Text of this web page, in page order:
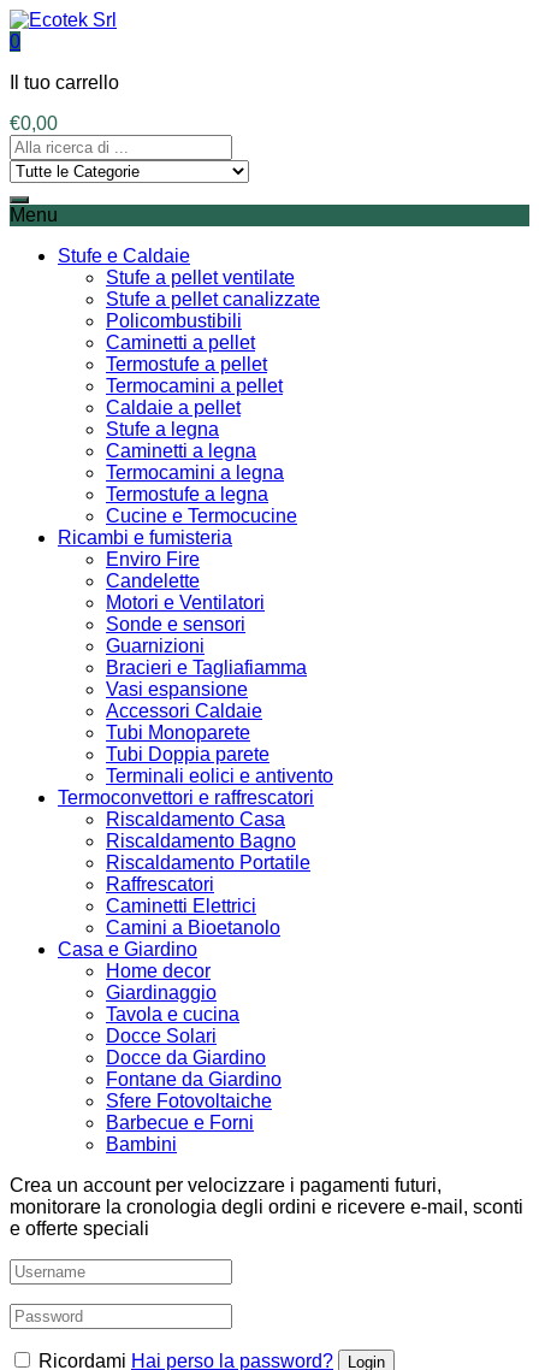
0
Il tuo carrello
€0,00
Menu
Stufe e Caldaie
Stufe a pellet ventilate
Stufe a pellet canalizzate
Policombustibili
Caminetti a pellet
Termostufe a pellet
Termocamini a pellet
Caldaie a pellet
Stufe a legna
Caminetti a legna
Termocamini a legna
Termostufe a legna
Cucine e Termocucine
Ricambi e fumisteria
Enviro Fire
Candelette
Motori e Ventilatori
Sonde e sensori
Guarnizioni
Bracieri e Tagliafiamma
Vasi espansione
Accessori Caldaie
Tubi Monoparete
Tubi Doppia parete
Terminali eolici e antivento
Termoconvettori e raffrescatori
Riscaldamento Casa
Riscaldamento Bagno
Riscaldamento Portatile
Raffrescatori
Caminetti Elettrici
Camini a Bioetanolo
Casa e Giardino
Home decor
Giardinaggio
Tavola e cucina
Docce Solari
Docce da Giardino
Fontane da Giardino
Sfere Fotovoltaiche
Barbecue e Forni
Bambini
Crea un account per velocizzare i pagamenti futuri,
monitorare la cronologia degli ordini e ricevere e-mail, sconti
e offerte speciali
Ricordami Hai perso la password?